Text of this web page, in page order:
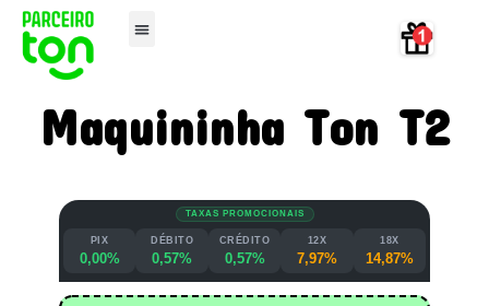
Maquininha Ton T2
TAXAS PROMOCIONAIS
PIX
0,00%
DÉBITO
0,57%
CRÉDITO
0,57%
12X
7,97%
18X
14,87%